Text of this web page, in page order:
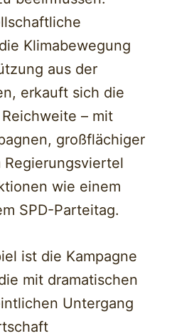
Klimabewegung
aus der
erkauft sich die
– mit
großflächiger
wie einem
SPD-Parteitag.
ist die Kampagne
mit dramatischen
Untergang